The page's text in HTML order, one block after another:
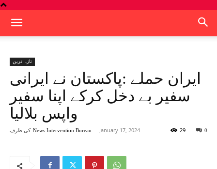
تازہ ترین
ایران حملے :پاکستان نے ایرانی
سفیر بے دخل کرکے اپنا سفیر
واپس بلالیا
کی طرف News Intervention Bureau - January 17, 2024 0
29